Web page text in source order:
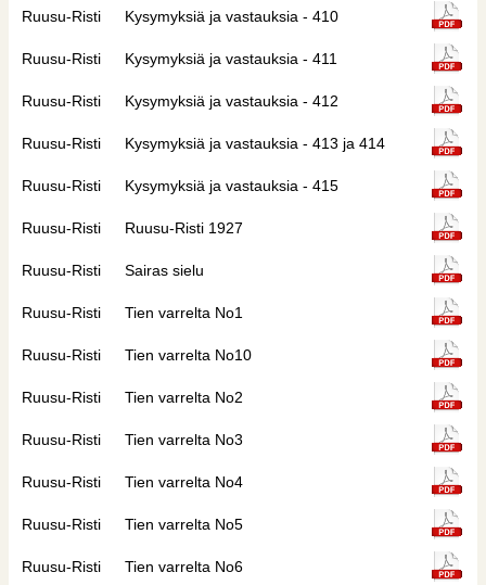
Ruusu-Risti Kysymyksiä ja vastauksia - 410
Ruusu-Risti Kysymyksiä ja vastauksia - 411
Ruusu-Risti Kysymyksiä ja vastauksia - 412
Ruusu-Risti Kysymyksiä ja vastauksia - 413 ja 414
Ruusu-Risti Kysymyksiä ja vastauksia - 415
Ruusu-Risti Ruusu-Risti 1927
Ruusu-Risti Sairas sielu
Ruusu-Risti Tien varrelta No1
Ruusu-Risti Tien varrelta No10
Ruusu-Risti Tien varrelta No2
Ruusu-Risti Tien varrelta No3
Ruusu-Risti Tien varrelta No4
Ruusu-Risti Tien varrelta No5
Ruusu-Risti Tien varrelta No6